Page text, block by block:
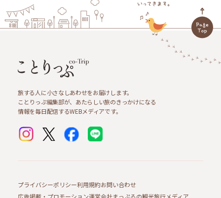
旅する人に小さなしあわせをお届けします。
ことりっぷ編集部が、あたらしい旅のきっかけになる
情報を毎日配信するWEBメディアです。
プライバシーポリシー利用規約お問い合わせ
広告掲載・プロモーション運営会社まっぷるの観光旅行メディア